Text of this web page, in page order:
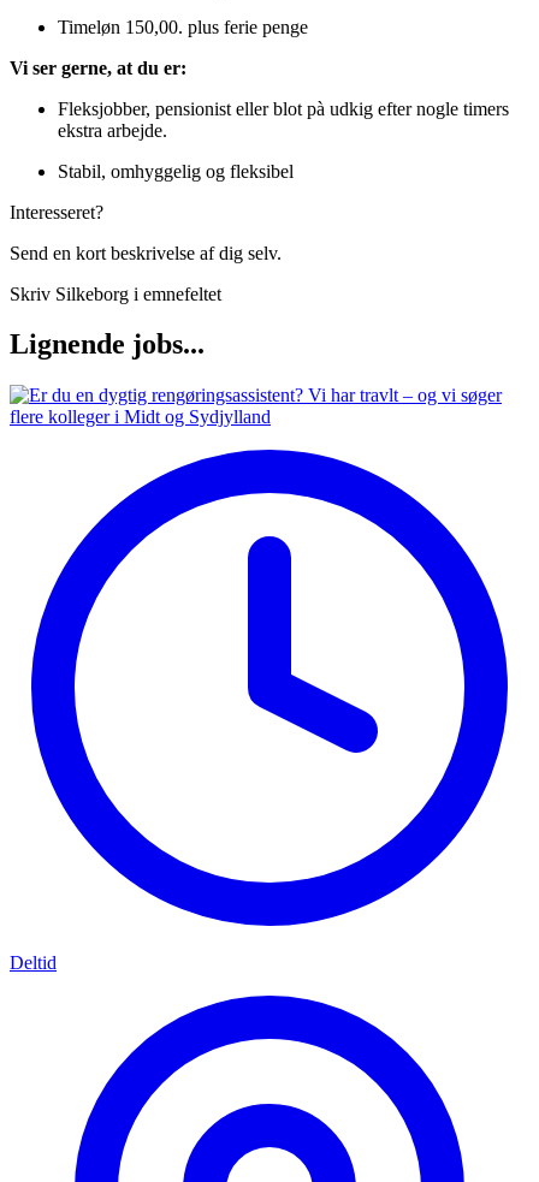
Timeløn 150,00. plus ferie penge
Vi ser gerne, at du er:
Fleksjobber, pensionist eller blot pà udkig efter nogle timers
ekstra arbejde.
Stabil, omhyggelig og fleksibel
Interesseret?
Send en kort beskrivelse af dig selv.
Skriv Silkeborg i emnefeltet
Lignende jobs...
Deltid